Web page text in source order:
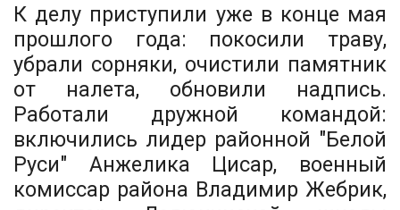
К делу приступили уже в конце мая
прошлого года: покосили траву,
убрали сорняки, очистили памятник
от налета, обновили надпись.
Работали дружной командой:
включились лидер районной "Белой
Руси" Анжелика Цисар, военный
комиссар района Владимир Жебрик,